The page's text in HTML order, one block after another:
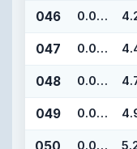
046 0.070
047 0.070
048 0.070
049 0.070
0.070